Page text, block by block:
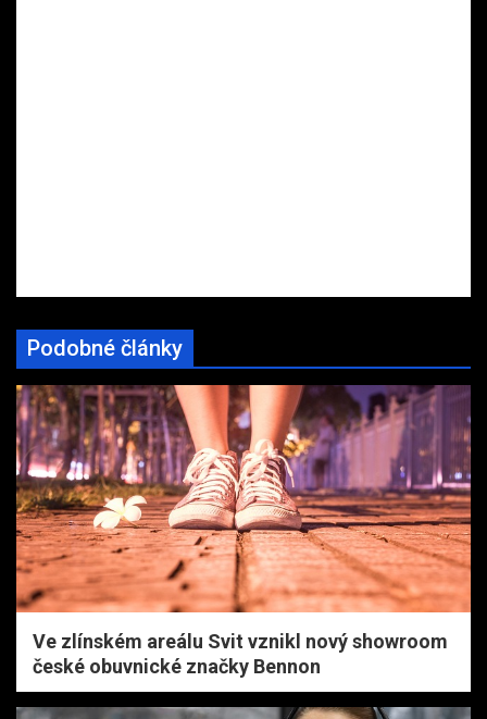
Podobné články
Ve zlínském areálu Svit vznikl nový showroom
české obuvnické značky Bennon